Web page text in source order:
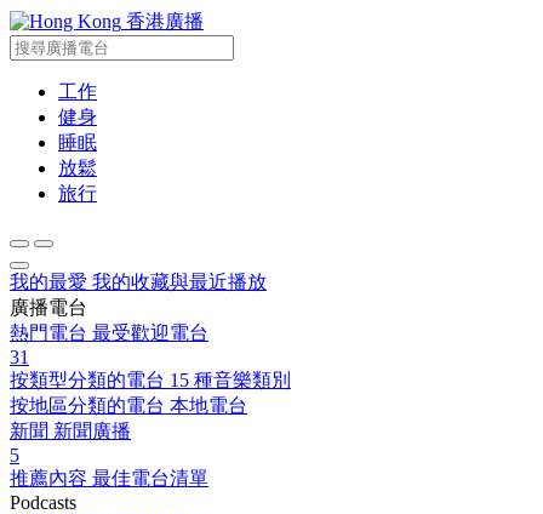
香港廣播
工作
健身
睡眠
放鬆
旅行
我的最愛 我的收藏與最近播放
廣播電台
熱門電台 最受歡迎電台
31
按類型分類的電台 15 種音樂類別
按地區分類的電台 本地電台
新聞 新聞廣播
5
推薦內容 最佳電台清單
Podcasts